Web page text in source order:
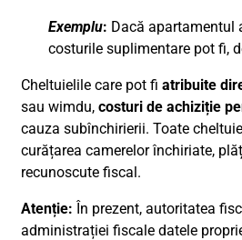
Exemplu: Dacă apartamentul
costurile suplimentare pot fi,
Cheltuielile care pot fi atribuite
sau wimdu, costuri de achiziție
cauza subînchirierii. Toate
curățarea camerelor închiriate,
recunoscute fiscal.
Atenție: În prezent, autoritatea
administrației fiscale datele